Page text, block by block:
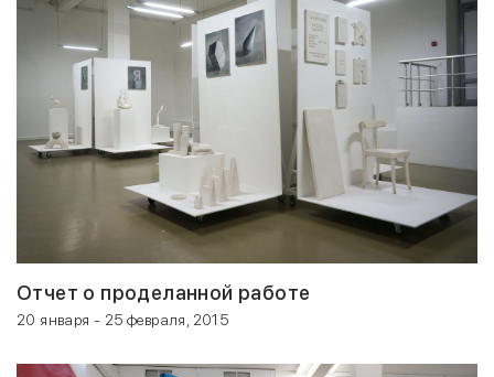
Отчет о проделанной работе
20 января - 25 февраля, 2015